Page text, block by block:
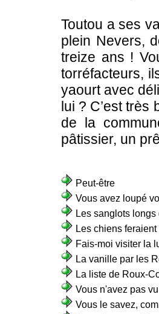
Toutou a ses
plein Nevers,
treize ans !
torréfacteurs,
yaourt avec
lui ? C’est
de la
pâtissier, un
Peut-être
Vous avez loupé
Les sanglots
Les chiens
Fais-moi visiter la
La vanille par les
La liste de Roux-
Vous n'avez pas
Vous le savez,